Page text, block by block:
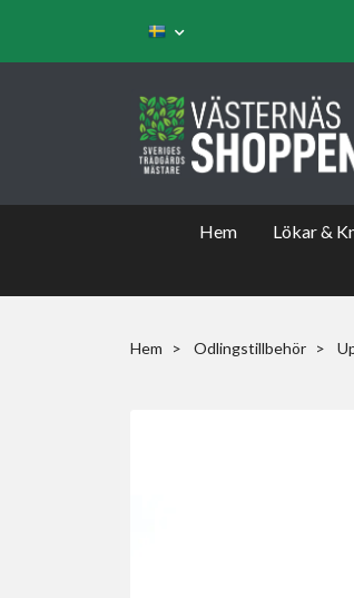
Hem Lökar &
Hem Odlingstillbehör